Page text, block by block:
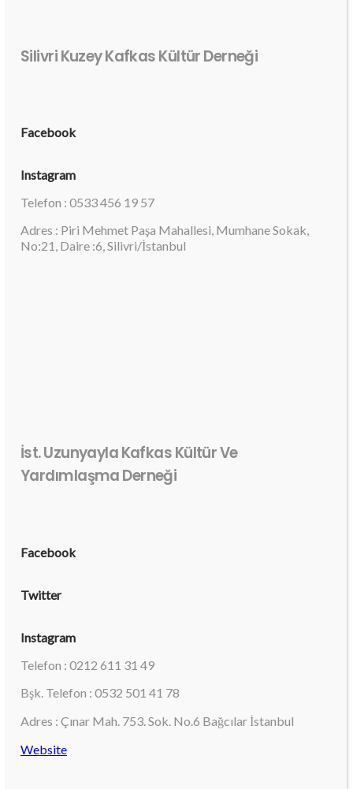
Silivri Kuzey Kafkas Kültür Derneği
Facebook
Instagram
Telefon : 0533 456 19 57
Adres : Piri Mehmet Paşa Mahallesi, Mumhane Sokak,
No:21, Daire :6, Silivri/İstanbul
İst. Uzunyayla Kafkas Kültür Ve
Yardımlaşma Derneği
Facebook
Twitter
Instagram
Telefon : 0212 611 31 49
Bşk. Telefon : 0532 501 41 78
Adres : Çınar Mah. 753. Sok. No.6 Bağcılar İstanbul
Website